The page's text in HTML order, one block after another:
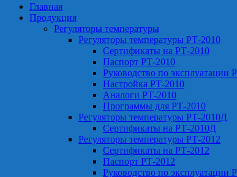
Главная
Продукция
Регуляторы температуры
Регуляторы температуры РТ-2010
Сертификаты на РТ-2010
Паспорт РТ-2010
Руководство по эксплуатации
Настройка РТ-2010
Аналоги РТ-2010
Программы для РТ-2010
Регуляторы температуры РТ-2010Д
Сертификаты на РТ-2010Д
Регуляторы температуры РТ-2012
Сертификаты на РТ-2012
Паспорт РТ-2012
Руководство по эксплуатации